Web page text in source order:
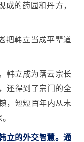
成的药园和丹方，
把韩立当成平辈道
韩立成为落云宗长
还得到了宗门的全
，短短百年内从末
立的外交智慧。通